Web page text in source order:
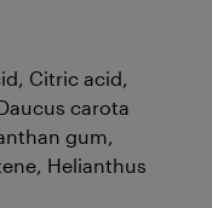
Citric acid,
carota
gum,
Helianthus